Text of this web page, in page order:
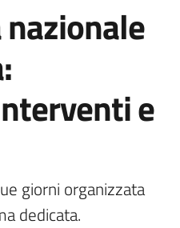
e
giorni organizzata
dedicata.